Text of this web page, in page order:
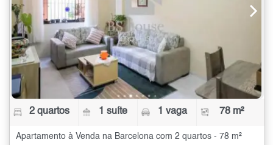
2 quartos 1 suíte 1 vaga 78 m²
Apartamento à Venda na Barcelona com 2 quartos - 78 m²